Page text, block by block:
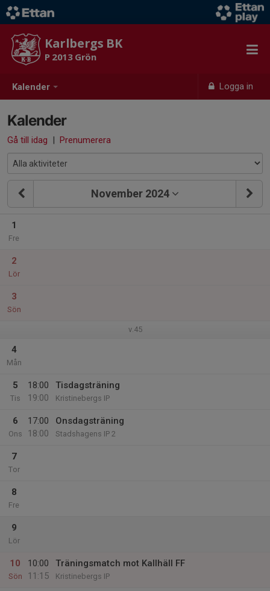
Kalender Logga in
Karlbergs BK
P 2013 Grön
Kalender
Gå till idag | Prenumerera
November 2024
1
Fre
2
Lör
3
Sön
v.45
4
Mån
5
Tis
18:00
19:00
Tisdagsträning
Kristinebergs IP
6
Ons
17:00
18:00
Onsdagsträning
Stadshagens IP 2
7
Tor
8
Fre
9
Lör
10
Sön
10:00
11:15
Träningsmatch mot Kallhäll FF
Kristinebergs IP